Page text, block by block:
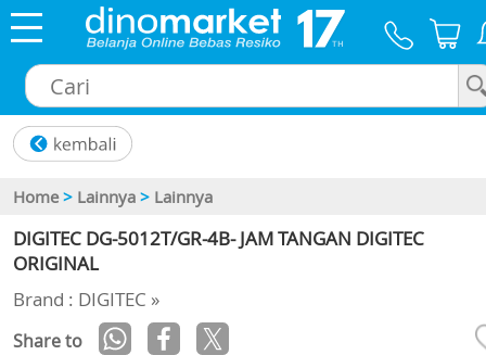
Home > Lainnya > Lainnya
DIGITEC DG-5012T/GR-4B- JAM TANGAN DIGITEC
ORIGINAL
Brand : DIGITEC »
Share to